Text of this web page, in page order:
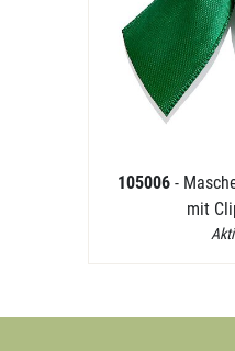
105006 -
mit